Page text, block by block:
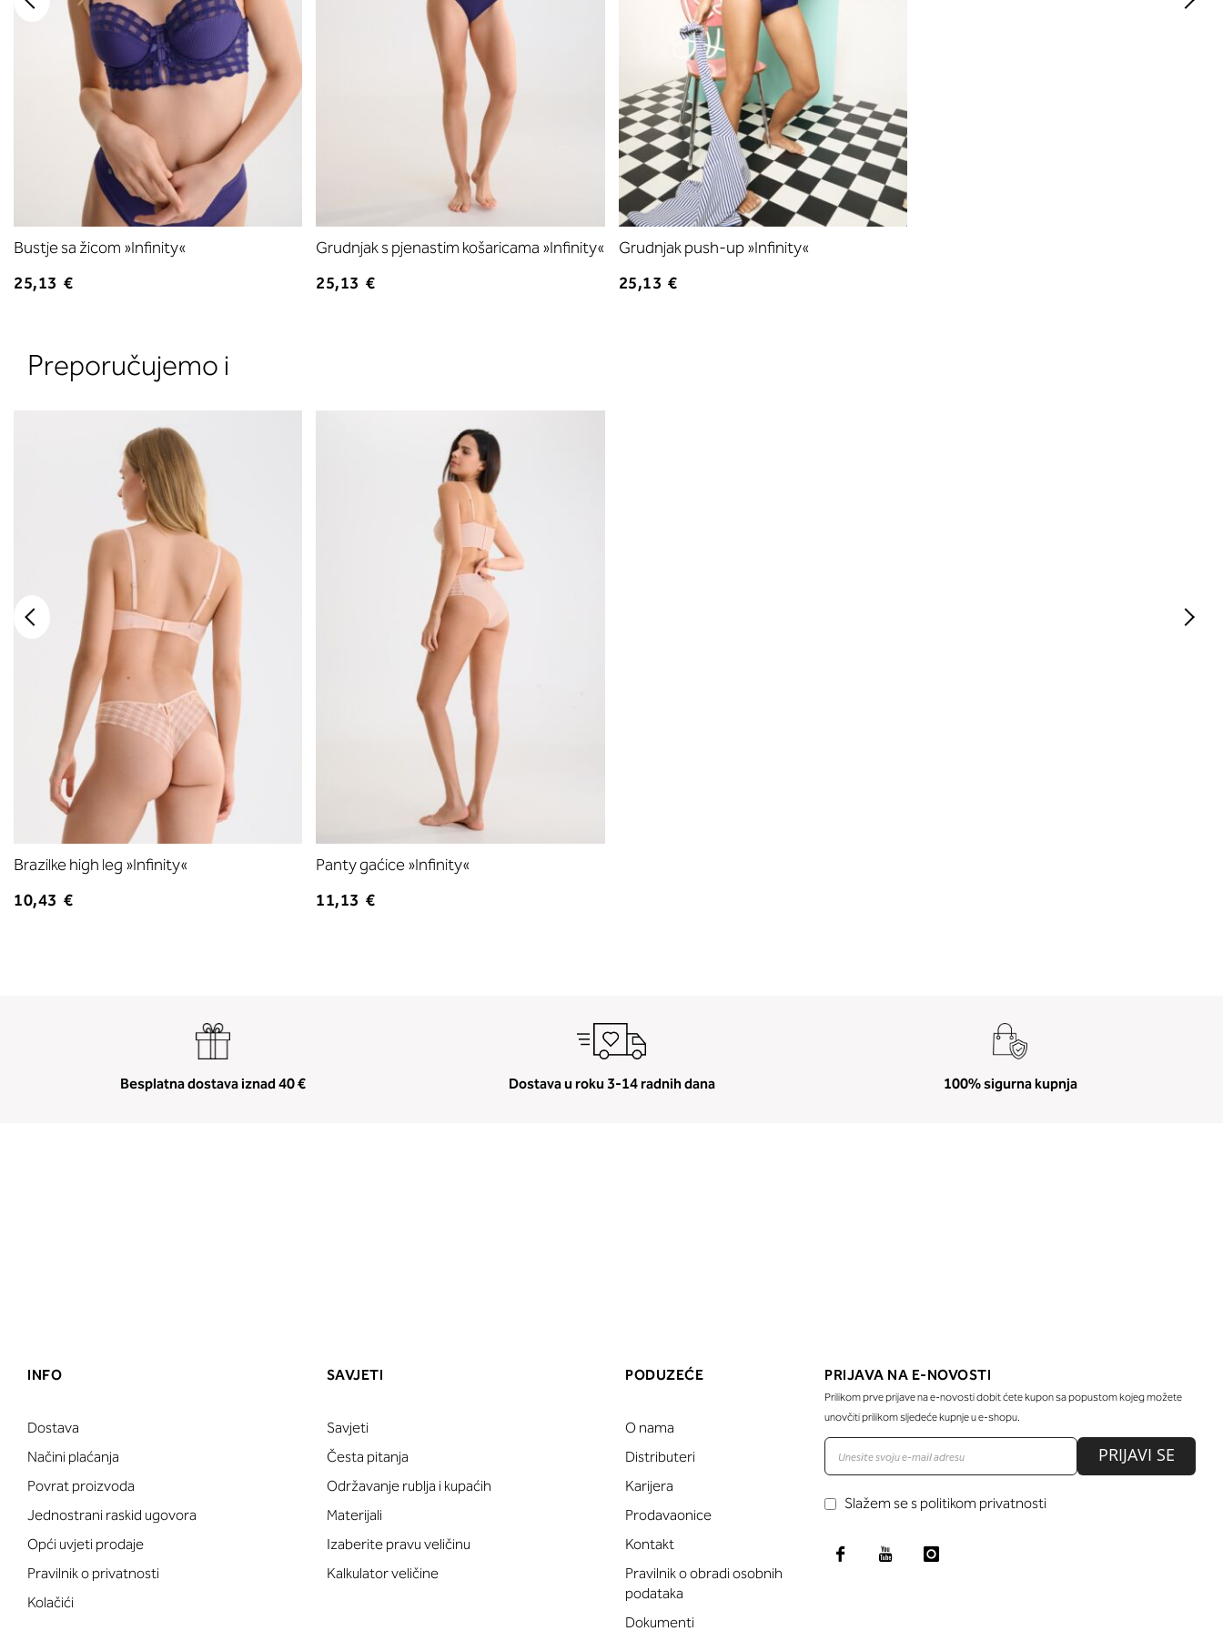
Bustje sa žicom »Infinity«
25,13 €
Grudnjak s pjenastim košaricama »Infinity«
25,13 €
Grudnjak push-up »Infinity«
25,13 €
Preporučujemo i
Brazilke high leg »Infinity«
10,43 €
Panty gaćice »Infinity«
11,13 €
Besplatna dostava iznad 40 € Dostava u roku 3-14 radnih dana 100% sigurna kupnja
INFO
Dostava
Načini plaćanja
Povrat proizvoda
Jednostrani raskid ugovora
Opći uvjeti prodaje
Pravilnik o privatnosti
Kolačići
SAVJETI
Savjeti
Česta pitanja
Održavanje rublja i kupaćih
Materijali
Izaberite pravu veličinu
Kalkulator veličine
PODUZEĆE
O nama
Distributeri
Karijera
Prodavaonice
Kontakt
Pravilnik o obradi osobnih
podataka
Dokumenti
PRIJAVA NA E-NOVOSTI
Prilikom prve prijave na e-novosti dobit ćete kupon sa popustom kojeg možete
unovčiti prilikom sljedeće kupnje u e-shopu.
PRIJAVI SE
Slažem se s politikom privatnosti